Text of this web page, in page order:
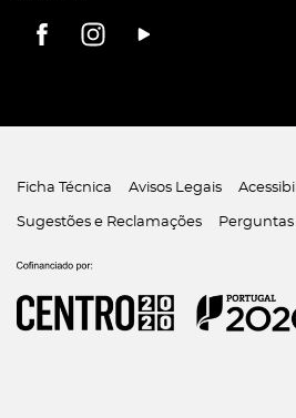
Ficha Técnica Avisos Legais
Sugestões e Reclamações